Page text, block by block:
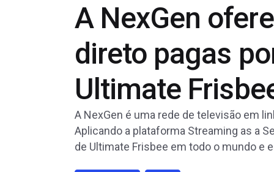
Plataforma de
Vivo
(OVP)
Over-the-Top (OTT)
Video on Demand
RTPM Streaming
HTTP Live Streaming
Vivo Aulas de Fitness
Produção e Publicação
Igrejas e Casas de Culto
Instituições de
Documentação API de
EN
EN
SDK EN
Imprensa EN
Estudo de Casos EN
Base de Conhecimento
FAQ EN
A NexGen
direto pagas
Ultimate
A NexGen é uma rede de televisão em
Aplicando a plataforma Streaming as a
de Ultimate Frisbee em todo o mundo e